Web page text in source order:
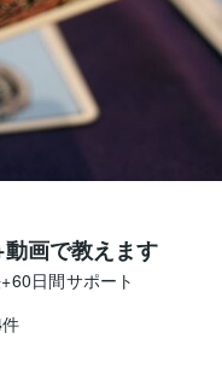
画で教えます
日間サポート
件